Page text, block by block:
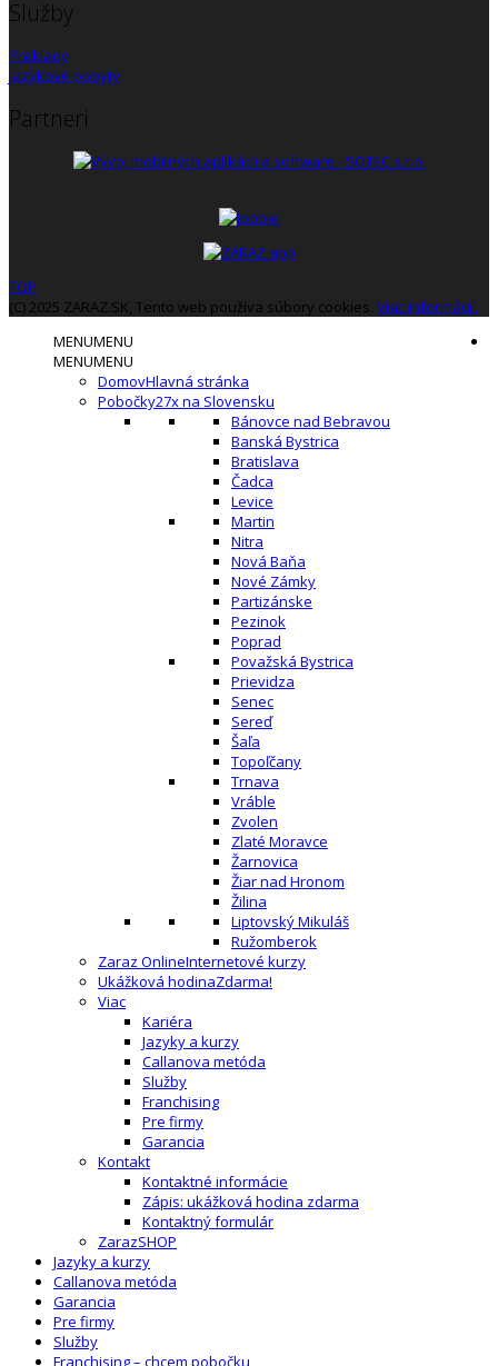
Služby
Preklady
Jazykové pobyty
Partneri
TOP
(C) 2025 ZARAZ.SK, Tento web používa súbory cookies. Viac informácií.
MENUMENU
MENUMENU
DomovHlavná stránka
Pobočky27x na Slovensku
Bánovce nad Bebravou
Banská Bystrica
Bratislava
Čadca
Levice
Martin
Nitra
Nová Baňa
Nové Zámky
Partizánske
Pezinok
Poprad
Považská Bystrica
Prievidza
Senec
Sereď
Šaľa
Topoľčany
Trnava
Vráble
Zvolen
Zlaté Moravce
Žarnovica
Žiar nad Hronom
Žilina
Liptovský Mikuláš
Ružomberok
Zaraz OnlineInternetové kurzy
Ukážková hodinaZdarma!
Viac
Kariéra
Jazyky a kurzy
Callanova metóda
Služby
Franchising
Pre firmy
Garancia
Kontakt
Kontaktné informácie
Zápis: ukážková hodina zdarma
Kontaktný formulár
ZarazSHOP
Jazyky a kurzy
Callanova metóda
Garancia
Pre firmy
Služby
Franchising – chcem pobočku